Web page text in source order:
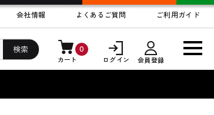
会社情報 よくあるご質問 ご利用ガイド
検索 0
カート ログイン 会員登録